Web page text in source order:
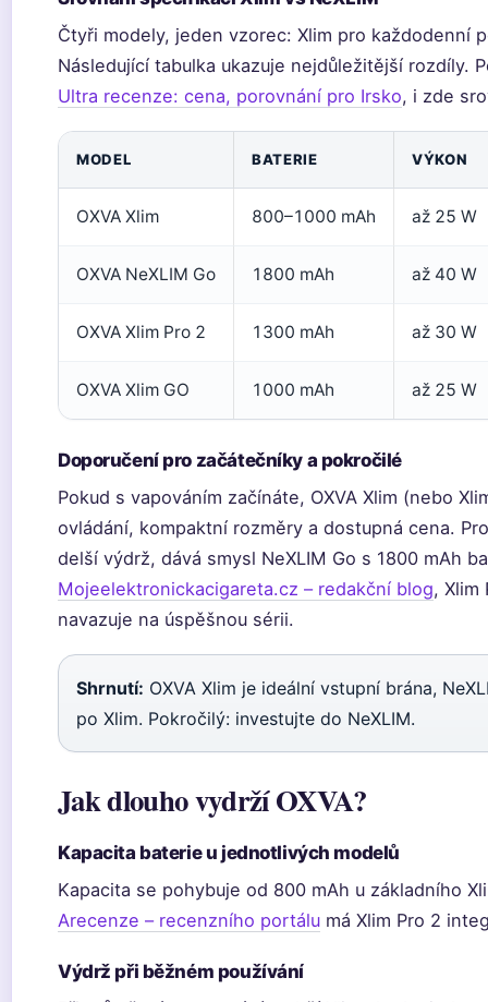
Čtyři modely, jeden vzorec: Xlim pro každodenní
Následující tabulka ukazuje nejdůležitější rozdíly.
Ultra recenze: cena, porovnání pro Irsko, i zde
MODEL BATERIE VÝKON
OXVA Xlim 800–1000 mAh až 25 W
OXVA NeXLIM Go 1800 mAh až 40 W
OXVA Xlim Pro 2 1300 mAh až 30 W
OXVA Xlim GO 1000 mAh až 25 W
Doporučení pro začátečníky a pokročilé
Pokud s vapováním začínáte, OXVA Xlim (nebo
ovládání, kompaktní rozměry a dostupná cena.
delší výdrž, dává smysl NeXLIM Go s 1800 mAh
Mojeelektronickacigareta.cz – redakční blog, Xlim
navazuje na úspěšnou sérii.
Shrnutí: OXVA Xlim je ideální vstupní brána,
po Xlim. Pokročilý: investujte do NeXLIM.
Jak dlouho vydrží OXVA?
Kapacita baterie u jednotlivých modelů
Kapacita se pohybuje od 800 mAh u základního
Arecenze – recenzního portálu má Xlim Pro 2
Výdrž při běžném používání